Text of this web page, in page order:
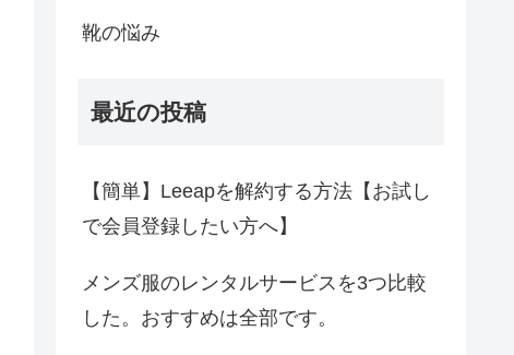
靴の悩み
最近の投稿
【簡単】Leeapを解約する方法【お試し
で会員登録したい方へ】
メンズ服のレンタルサービスを3つ比較
した。おすすめは全部です。